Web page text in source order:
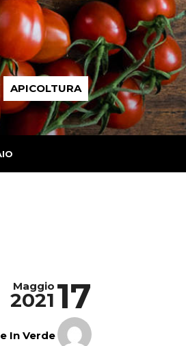
APICOLTURA
17
Maggio
2021
In Verde